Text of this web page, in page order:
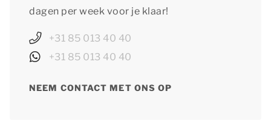
dagen per week voor je klaar!
+31 85 013 40 40
+31 85 013 40 40
NEEM CONTACT MET ONS OP